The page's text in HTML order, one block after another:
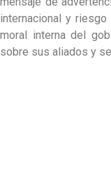
internacional y
moral interna del
sobre sus aliados y